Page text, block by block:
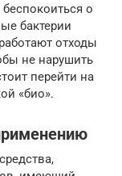
о
бактерии
отходы
не нарушить
перейти на
«био».